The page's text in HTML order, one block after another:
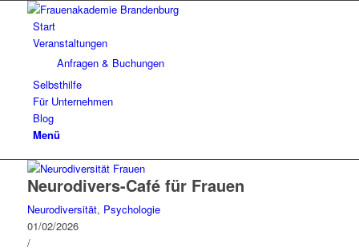
Start
Veranstaltungen
Anfragen & Buchungen
Selbsthilfe
Für Unternehmen
Blog
Menü
Neurodivers-Café für Frauen
Neurodiversität, Psychologie
01/02/2026
/